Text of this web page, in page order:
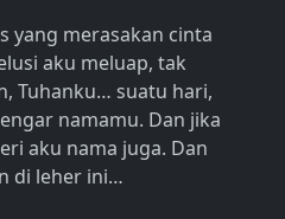
yang merasakan cinta
aku meluap, tak
Tuhanku… suatu hari,
namamu. Dan jika
aku nama juga. Dan
di leher ini…